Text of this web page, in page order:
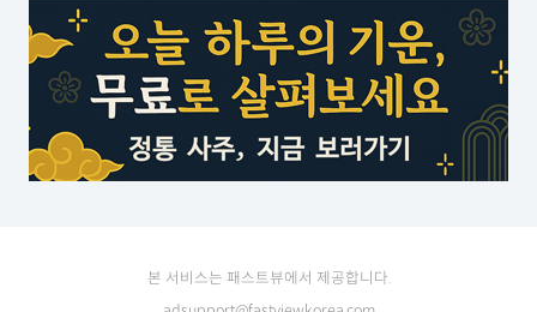
본 서비스는 패스트뷰에서 제공합니다.